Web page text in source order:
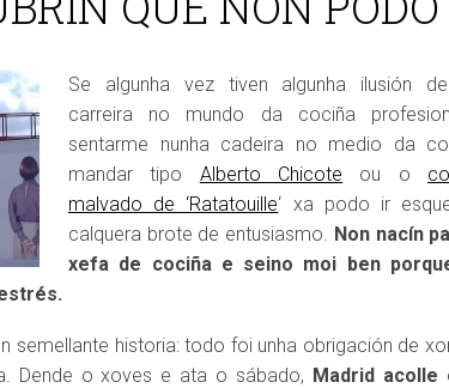
Se algunha vez tiven algunha ilusión
carreira no mundo da cociña
sentarme nunha cadeira no medio da
mandar tipo Alberto Chicote ou o
malvado de ‘Ratatouille‘ xa podo ir
calquera brote de entusiasmo. Non nacín
xefa de cociña e seino moi ben
semellante historia: todo foi unha obrigación de
Dende o xoves e ata o sábado, Madrid acolle